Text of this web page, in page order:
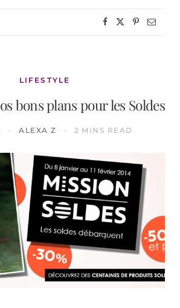
LIFESTYLE
bons plans pour les Soldes
ALEXA Z 2 MINS READ